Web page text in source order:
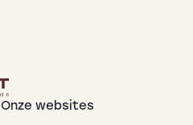
Onze websites